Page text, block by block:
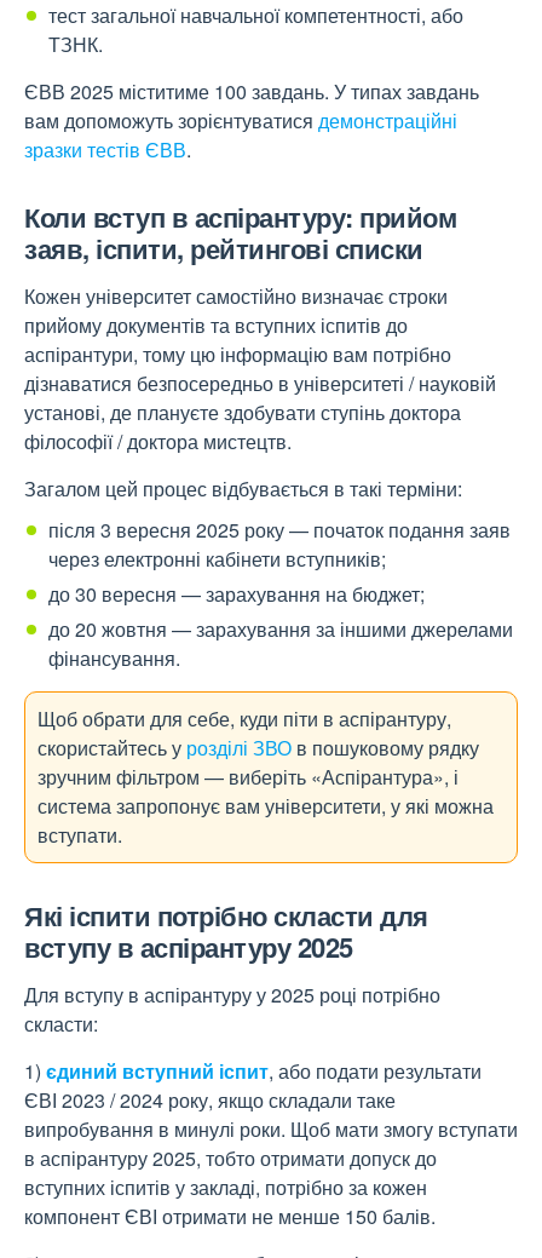
тест загальної навчальної компетентності, або
ТЗНК.
ЄВВ 2025 міститиме 100 завдань. У типах завдань
вам допоможуть зорієнтуватися демонстраційні
зразки тестів ЄВВ.
Коли вступ в аспірантуру: прийом
заяв, іспити, рейтингові списки
Кожен університет самостійно визначає строки
прийому документів та вступних іспитів до
аспірантури, тому цю інформацію вам потрібно
дізнаватися безпосередньо в університеті / науковій
установі, де плануєте здобувати ступінь доктора
філософії / доктора мистецтв.
Загалом цей процес відбувається в такі терміни:
після 3 вересня 2025 року — початок подання заяв
через електронні кабінети вступників;
до 30 вересня — зарахування на бюджет;
до 20 жовтня — зарахування за іншими джерелами
фінансування.
Щоб обрати для себе, куди піти в аспірантуру,
скористайтесь у розділі ЗВО в пошуковому рядку
зручним фільтром — виберіть «Аспірантура», і
система запропонує вам університети, у які можна
вступати.
Які іспити потрібно скласти для
вступу в аспірантуру 2025
Для вступу в аспірантуру у 2025 році потрібно
скласти:
1) єдиний вступний іспит, або подати результати
ЄВІ 2023 / 2024 року, якщо складали таке
випробування в минулі роки. Щоб мати змогу вступати
в аспірантуру 2025, тобто отримати допуск до
вступних іспитів у закладі, потрібно за кожен
компонент ЄВІ отримати не менше 150 балів.